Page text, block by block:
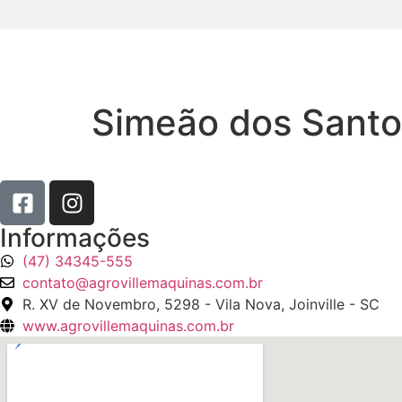
Simeão dos
Informações
(47) 34345-555
contato@agrovillemaquinas.com.br
R. XV de Novembro, 5298 - Vila Nova, Joinville - SC
www.agrovillemaquinas.com.br